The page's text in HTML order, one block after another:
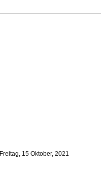
Freitag, 15 Oktober, 2021